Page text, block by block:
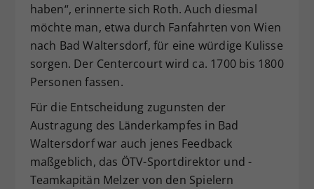
haben“, erinnerte sich Roth. Auch diesmal
möchte man, etwa durch Fanfahrten von Wien
nach Bad Waltersdorf, für eine würdige Kulisse
sorgen. Der Centercourt wird ca. 1700 bis 1800
Personen fassen.
Für die Entscheidung zugunsten der
Austragung des Länderkampfes in Bad
Waltersdorf war auch jenes Feedback
maßgeblich, das ÖTV-Sportdirektor und -
Teamkapitän Melzer von den Spielern